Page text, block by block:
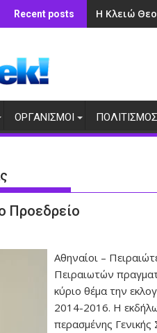
Recent posts Η Κλειώ
ΟΡΓΑΝΙΣΜΟΙ ΠΟΛΙΤΙΣΜΟΣ
Προεδρείο
Αθηναίοι –
Πειραιωτών
κύριο θέμα την
2014-2016. Η
περασμένης